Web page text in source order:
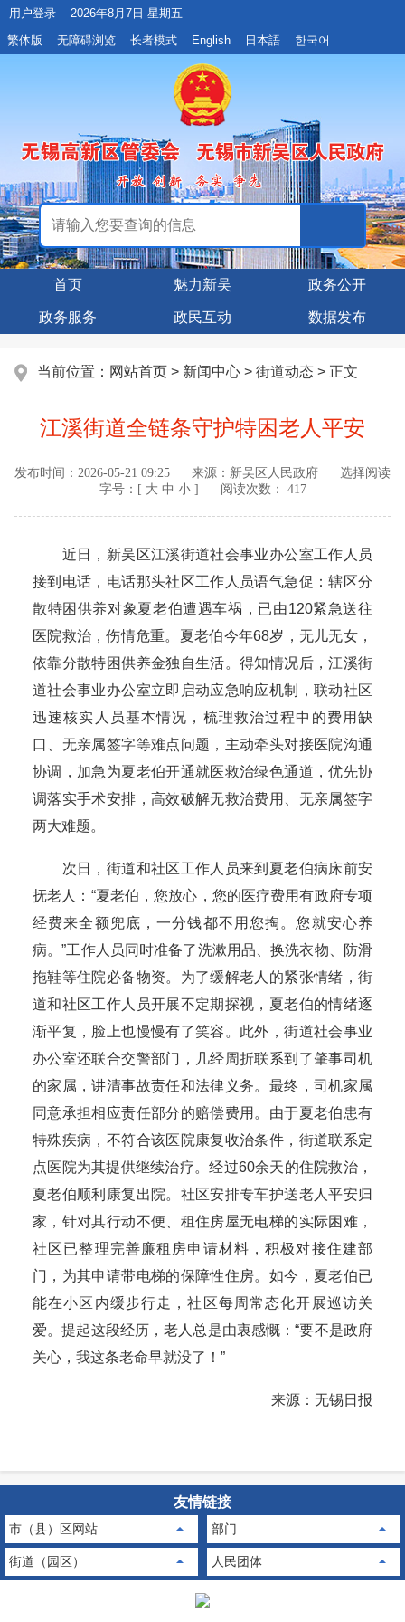
用户登录
2026年8月7日 星期五
繁体版
无障碍浏览 长者模式 English 日本語 한국어
首页 魅力新吴 政务公开
政务服务 政民互动 数据发布
当前位置： 网站首页 > 新闻中心 > 街道动态 > 正文
江溪街道全链条守护特困老人平安
发布时间： 2026-05-21 09:25 来源： 新吴区人民政府
选择阅读
字号：[ 大 中 小] 阅读次数： 417
近日，新吴区江溪街道社会事业办公室工作人员
接到电话，电话那头社区工作人员语气急促：辖区分
散特困供养对象夏老伯遭遇车祸，已由120紧急送往
医院救治，伤情危重。夏老伯今年68岁，无儿无女，
依靠分散特困供养金独自生活。得知情况后，江溪街
道社会事业办公室立即启动应急响应机制，联动社区
迅速核实人员基本情况，梳理救治过程中的费用缺
口、无亲属签字等难点问题，主动牵头对接医院沟通
协调，加急为夏老伯开通就医救治绿色通道，优先协
调落实手术安排，高效破解无救治费用、无亲属签字
两大难题。
次日，街道和社区工作人员来到夏老伯病床前安
抚老人：“夏老伯，您放心，您的医疗费用有政府专项
经费来全额兜底，一分钱都不用您掏。您就安心养
病。”工作人员同时准备了洗漱用品、换洗衣物、防滑
拖鞋等住院必备物资。为了缓解老人的紧张情绪，街
道和社区工作人员开展不定期探视，夏老伯的情绪逐
渐平复，脸上也慢慢有了笑容。此外，街道社会事业
办公室还联合交警部门，几经周折联系到了肇事司机
的家属，讲清事故责任和法律义务。最终，司机家属
同意承担相应责任部分的赔偿费用。由于夏老伯患有
特殊疾病，不符合该医院康复收治条件，街道联系定
点医院为其提供继续治疗。经过60余天的住院救治，
夏老伯顺利康复出院。社区安排专车护送老人平安归
家，针对其行动不便、租住房屋无电梯的实际困难，
社区已整理完善廉租房申请材料，积极对接住建部
门，为其申请带电梯的保障性住房。如今，夏老伯已
能在小区内缓步行走，社区每周常态化开展巡访关
爱。提起这段经历，老人总是由衷感慨：“要不是政府
关心，我这条老命早就没了！”
来源：无锡日报
友情链接
市（县）区网站 部门
街道（园区） 人民团体